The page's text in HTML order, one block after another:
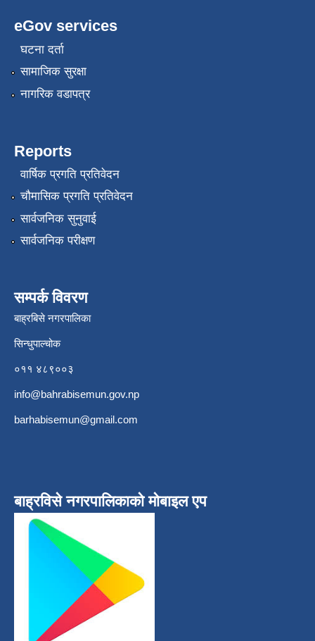
eGov services
घटना दर्ता
सामाजिक सुरक्षा
नागरिक वडापत्र
Reports
वार्षिक प्रगति प्रतिवेदन
चौमासिक प्रगति प्रतिवेदन
सार्वजनिक सुनुवाई
सार्वजनिक परीक्षण
सम्पर्क विवरण
बाह्रबिसे नगरपालिका
सिन्धुपाल्चोक
०११ ४८९००३
info@bahrabisemun.gov.np
barhabisemun@gmail.com
बाह्रविसे नगरपालिकाकाे माेबाइल एप